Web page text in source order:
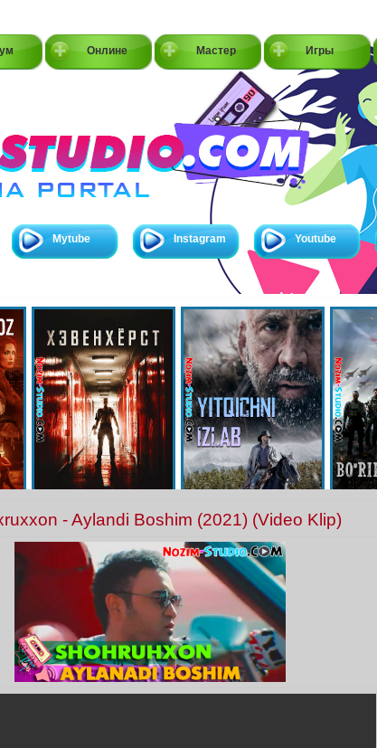
Онлине Мастер Игры
Mytube Instagram Youtube
- Aylandi Boshim (2021) (Video Klip)